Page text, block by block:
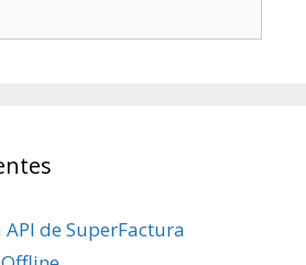
de SuperFactura